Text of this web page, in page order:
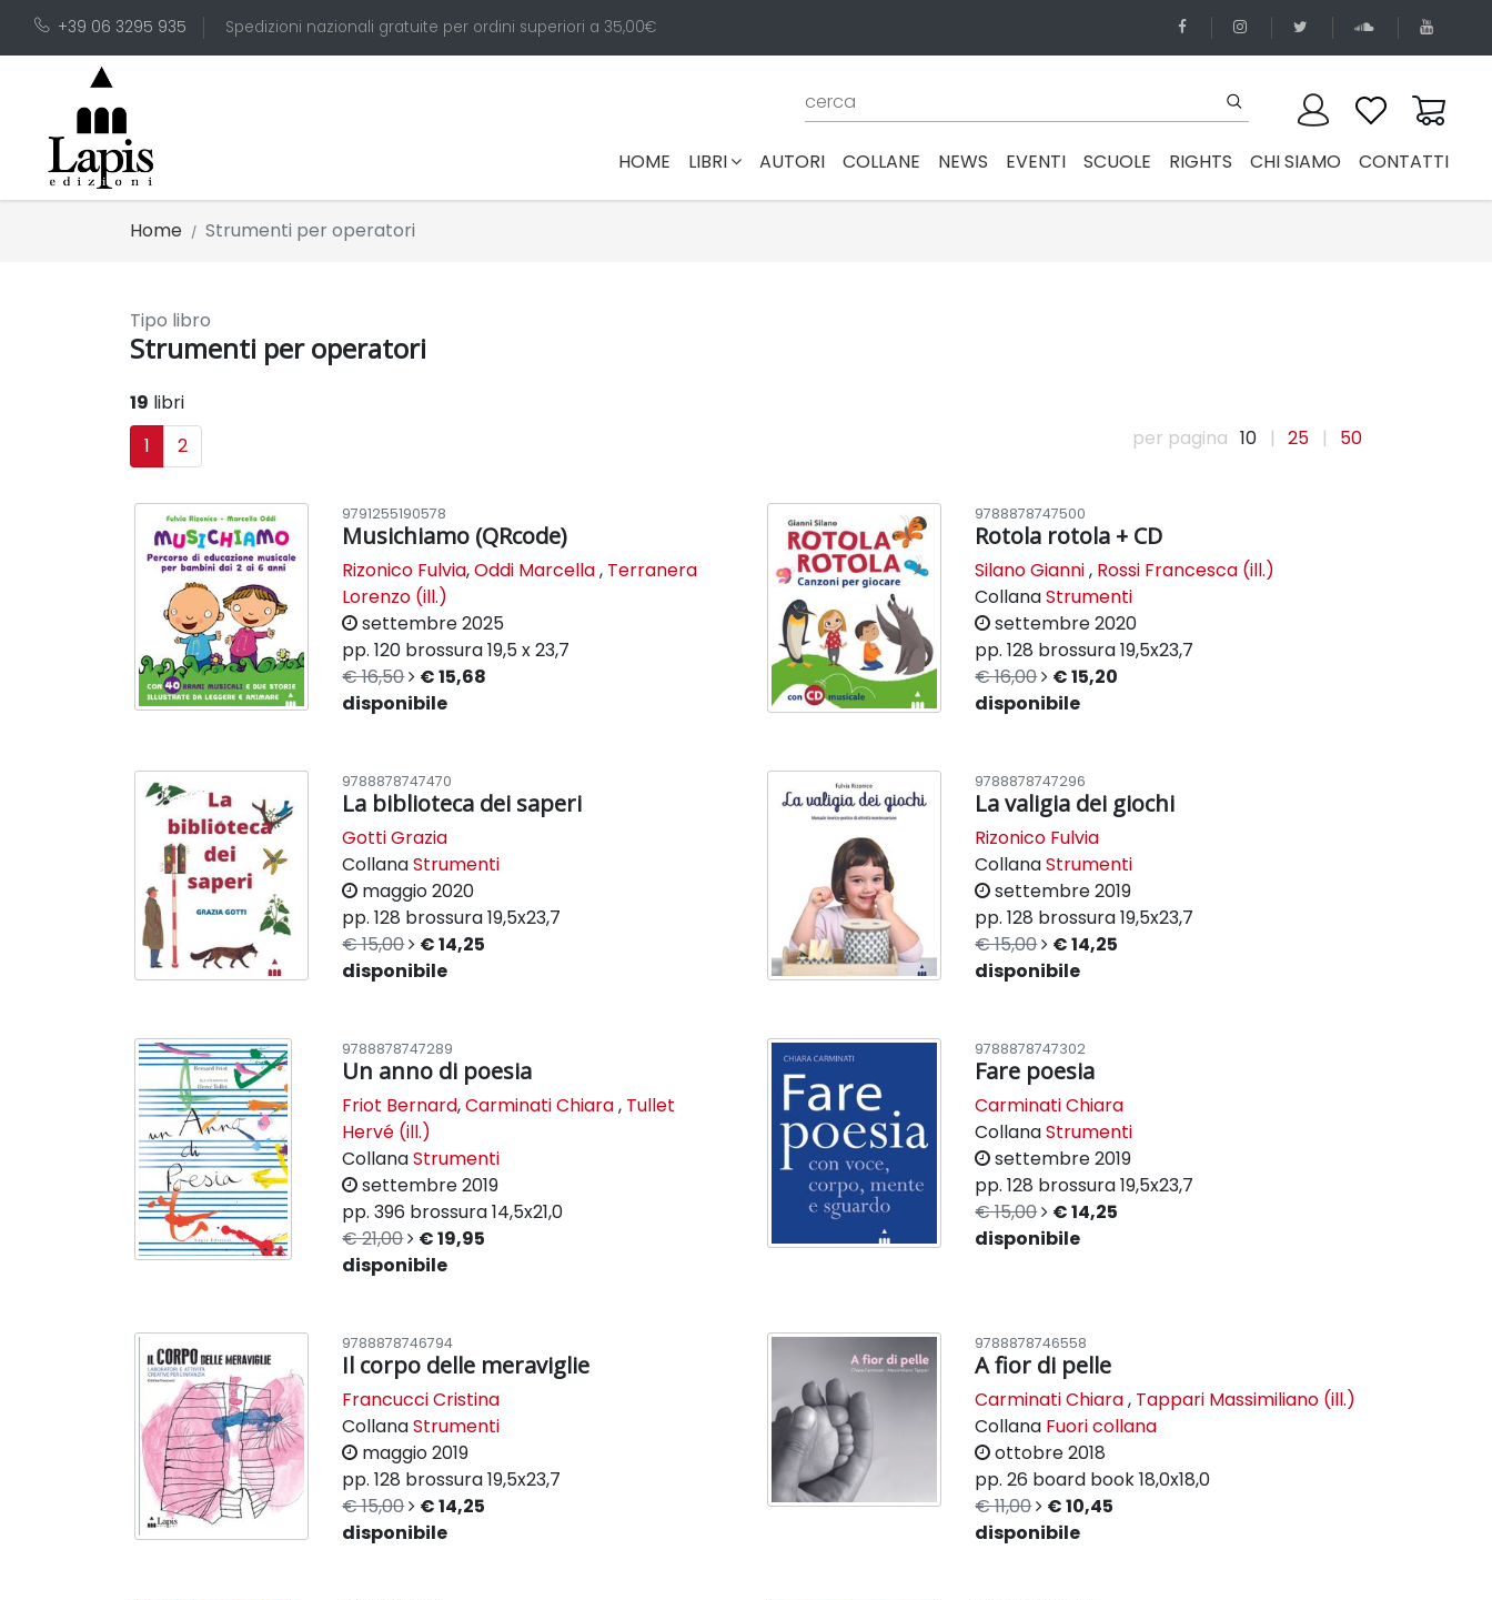
+39 06 3295 935 Spedizioni nazionali gratuite per ordini superiori a 35,00€
HOME (CURRENT)
LIBRI AUTORI COLLANE NEWS EVENTI SCUOLE RIGHTS CHI SIAMO CONTATTI
Home Strumenti per operatori
Tipo libro
Strumenti per operatori
19 libri
1
2 per pagina 10 | 25 | 50
9791255190578
Musichiamo (QRcode)
Rizonico Fulvia,Oddi Marcella, Terranera
Lorenzo (ill.)
settembre 2025
pp. 120 brossura19,5 x 23,7
€ 16,50
€ 15,68
disponibile
9788878747500
Rotola rotola + CD
Silano Gianni, Rossi Francesca (ill.)
CollanaStrumenti
settembre 2020
pp. 128 brossura19,5x23,7
€ 16,00
€ 15,20
disponibile
9788878747470
La biblioteca dei saperi
Gotti Grazia
CollanaStrumenti
maggio 2020
pp. 128 brossura19,5x23,7
€ 15,00
€ 14,25
disponibile
9788878747296
La valigia dei giochi
Rizonico Fulvia
CollanaStrumenti
settembre 2019
pp. 128 brossura19,5x23,7
€ 15,00
€ 14,25
disponibile
9788878747289
Un anno di poesia
Friot Bernard,Carminati Chiara, Tullet
Hervé (ill.)
CollanaStrumenti
settembre 2019
pp. 396 brossura14,5x21,0
€ 21,00
€ 19,95
disponibile
9788878747302
Fare poesia
Carminati Chiara
CollanaStrumenti
settembre 2019
pp. 128 brossura19,5x23,7
€ 15,00
€ 14,25
disponibile
9788878746794
Il corpo delle meraviglie
Francucci Cristina
CollanaStrumenti
maggio 2019
pp. 128 brossura19,5x23,7
€ 15,00
€ 14,25
disponibile
9788878746558
A fior di pelle
Carminati Chiara, Tappari Massimiliano (ill.)
Collana Fuori collana
ottobre 2018
pp. 26 board book18,0x18,0
€ 11,00
€ 10,45
disponibile